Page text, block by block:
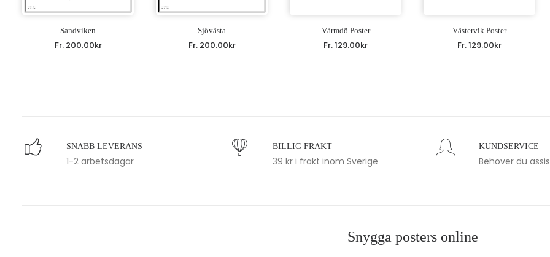
Sandviken
Fr. 200.00kr
Sjövästa
Fr. 200.00kr
Värmdö Poster
Fr.129.00kr
Västervik Poster
Fr.129.00kr
SNABB LEVERANS
1-2 arbetsdagar
BILLIG FRAKT
39 kr i frakt inom Sverige
KUNDSERVICE
Behöver du
Snygga posters online